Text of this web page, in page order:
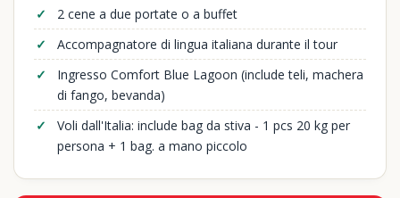
2 cene a due portate o a buffet
Accompagnatore di lingua italiana durante il tour
Ingresso Comfort Blue Lagoon (include teli, machera
di fango, bevanda)
Voli dall'Italia: include bag da stiva - 1 pcs 20 kg per
persona + 1 bag. a mano piccolo